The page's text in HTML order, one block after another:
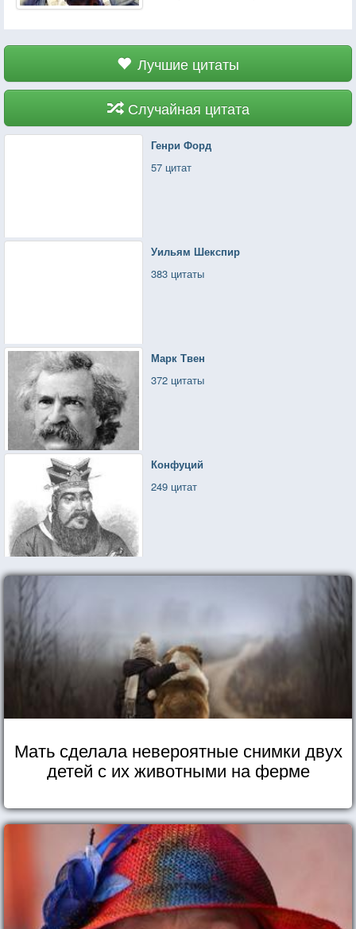
Лучшие цитаты
Случайная цитата
Генри Форд
57 цитат
Уильям Шекспир
383 цитаты
Марк Твен
372 цитаты
Конфуций
249 цитат
Мать сделала невероятные снимки двух
детей с их животными на ферме